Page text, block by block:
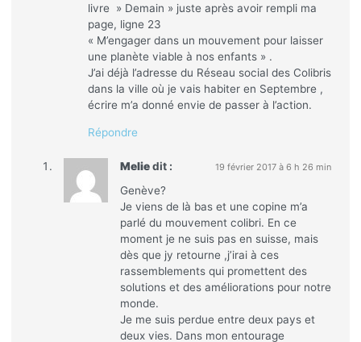
livre » Demain » juste après avoir rempli ma
page, ligne 23
« M’engager dans un mouvement pour laisser
une planète viable à nos enfants » .
J’ai déjà l’adresse du Réseau social des Colibris
dans la ville où je vais habiter en Septembre ,
écrire m’a donné envie de passer à l’action.
Répondre
Melie dit : 19 février 2017 à 6 h 26 min
Genève?
Je viens de là bas et une copine m’a
parlé du mouvement colibri. En ce
moment je ne suis pas en suisse, mais
dès que jy retourne ,j’irai à ces
rassemblements qui promettent des
solutions et des améliorations pour notre
monde.
Je me suis perdue entre deux pays et
deux vies. Dans mon entourage